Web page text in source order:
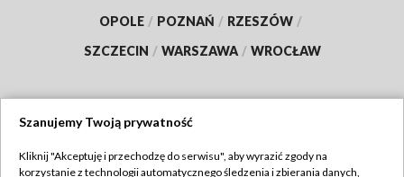
OPOLE / POZNAŃ / RZESZÓW /
SZCZECIN / WARSZAWA / WROCŁAW
Szanujemy Twoją prywatność
Kliknij "Akceptuję i przechodzę do serwisu", aby wyrazić zgody na
korzystanie z technologii automatycznego śledzenia i zbierania danych,